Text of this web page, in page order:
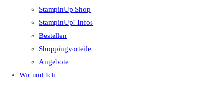
StampinUp Shop
StampinUp! Infos
Bestellen
Shoppingvorteile
Angebote
Wir und Ich